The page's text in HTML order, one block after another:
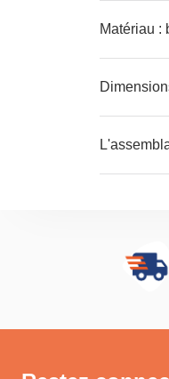
Matériau :